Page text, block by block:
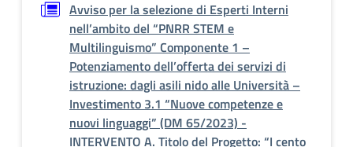
Avviso per la selezione di Esperti Interni
nell’ambito del “PNRR STEM e
Multilinguismo” Componente 1 –
Potenziamento dell’offerta dei servizi di
istruzione: dagli asili nido alle Università –
Investimento 3.1 “Nuove competenze e
nuovi linguaggi” (DM 65/2023) -
INTERVENTO A. Titolo del Progetto: “I cento